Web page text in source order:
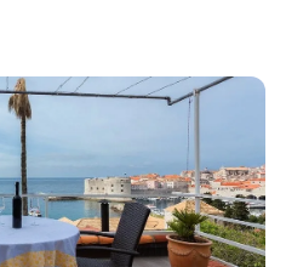
férias de primeira classe na
a Perast e às ilhas. Guardará
tempo! O acolhedor comple...